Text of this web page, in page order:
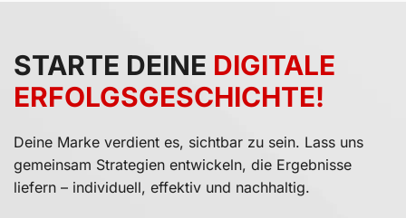
STARTE DEINE DIGITALE
ERFOLGS­GESCHICHTE!
Deine Marke verdient es, sichtbar zu sein. Lass uns
gemeinsam Strategien entwickeln, die Ergebnisse
liefern – individuell, effektiv und nachhaltig.